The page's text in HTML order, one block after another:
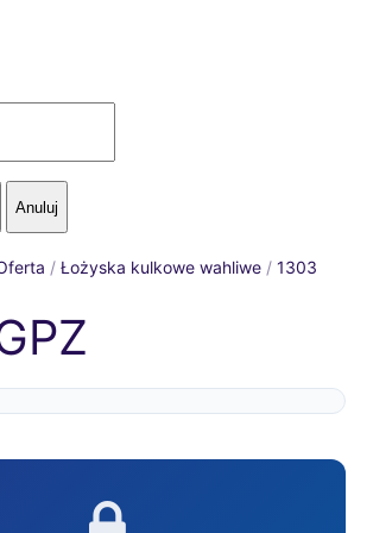
/ Łożyska kulkowe wahliwe / 1303